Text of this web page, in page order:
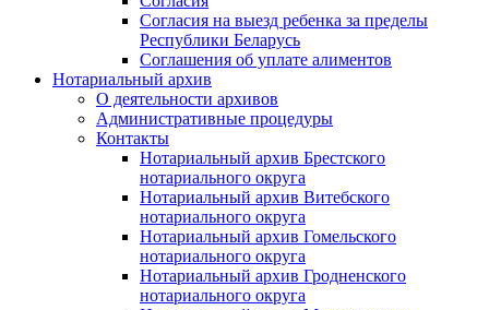
Согласия на выезд ребенка за пределы
Республики Беларусь
Соглашения об уплате алиментов
Нотариальный архив
О деятельности архивов
Административные процедуры
Контакты
Нотариальный архив Брестского
нотариального округа
Нотариальный архив Витебского
нотариального округа
Нотариальный архив Гомельского
нотариального округа
Нотариальный архив Гродненского
нотариального округа